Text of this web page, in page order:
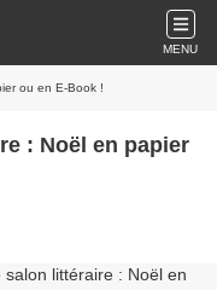
MENU
ou en E-Book !
: Noël en papier